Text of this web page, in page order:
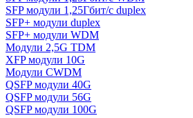
SFP модули 1,25Гбит/с duplex
SFP+ модули duplex
SFP+ модули WDM
Модули 2,5G TDM
XFP модули 10G
Модули CWDM
QSFP модули 40G
QSFP модули 56G
QSFP модули 100G